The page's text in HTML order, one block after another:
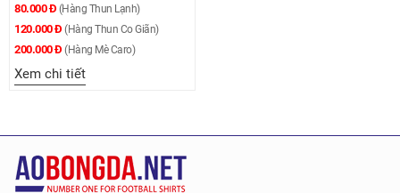
80.000 Đ (Hàng Thun Lạnh)
120.000 Đ (Hàng Thun Co Giãn)
200.000 Đ (Hàng Mè Caro)
Xem chi tiết